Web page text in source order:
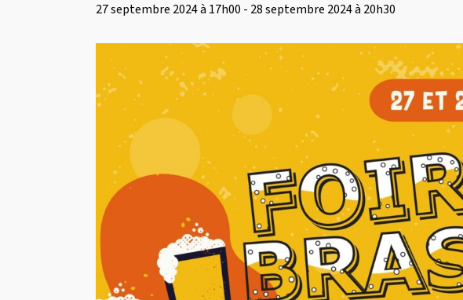
27 septembre 2024 à 17h00 - 28 septembre 2024 à 20h30